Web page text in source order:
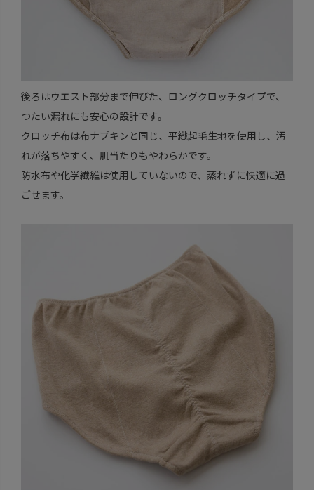
後ろはウエスト部分まで伸びた、ロングクロッチタイプで、
つたい漏れにも安心の設計です。
クロッチ布は布ナプキンと同じ、平織起毛生地を使用し、汚
れが落ちやすく、肌当たりもやわらかです。
防水布や化学繊維は使用していないので、蒸れずに快適に過
ごせます。